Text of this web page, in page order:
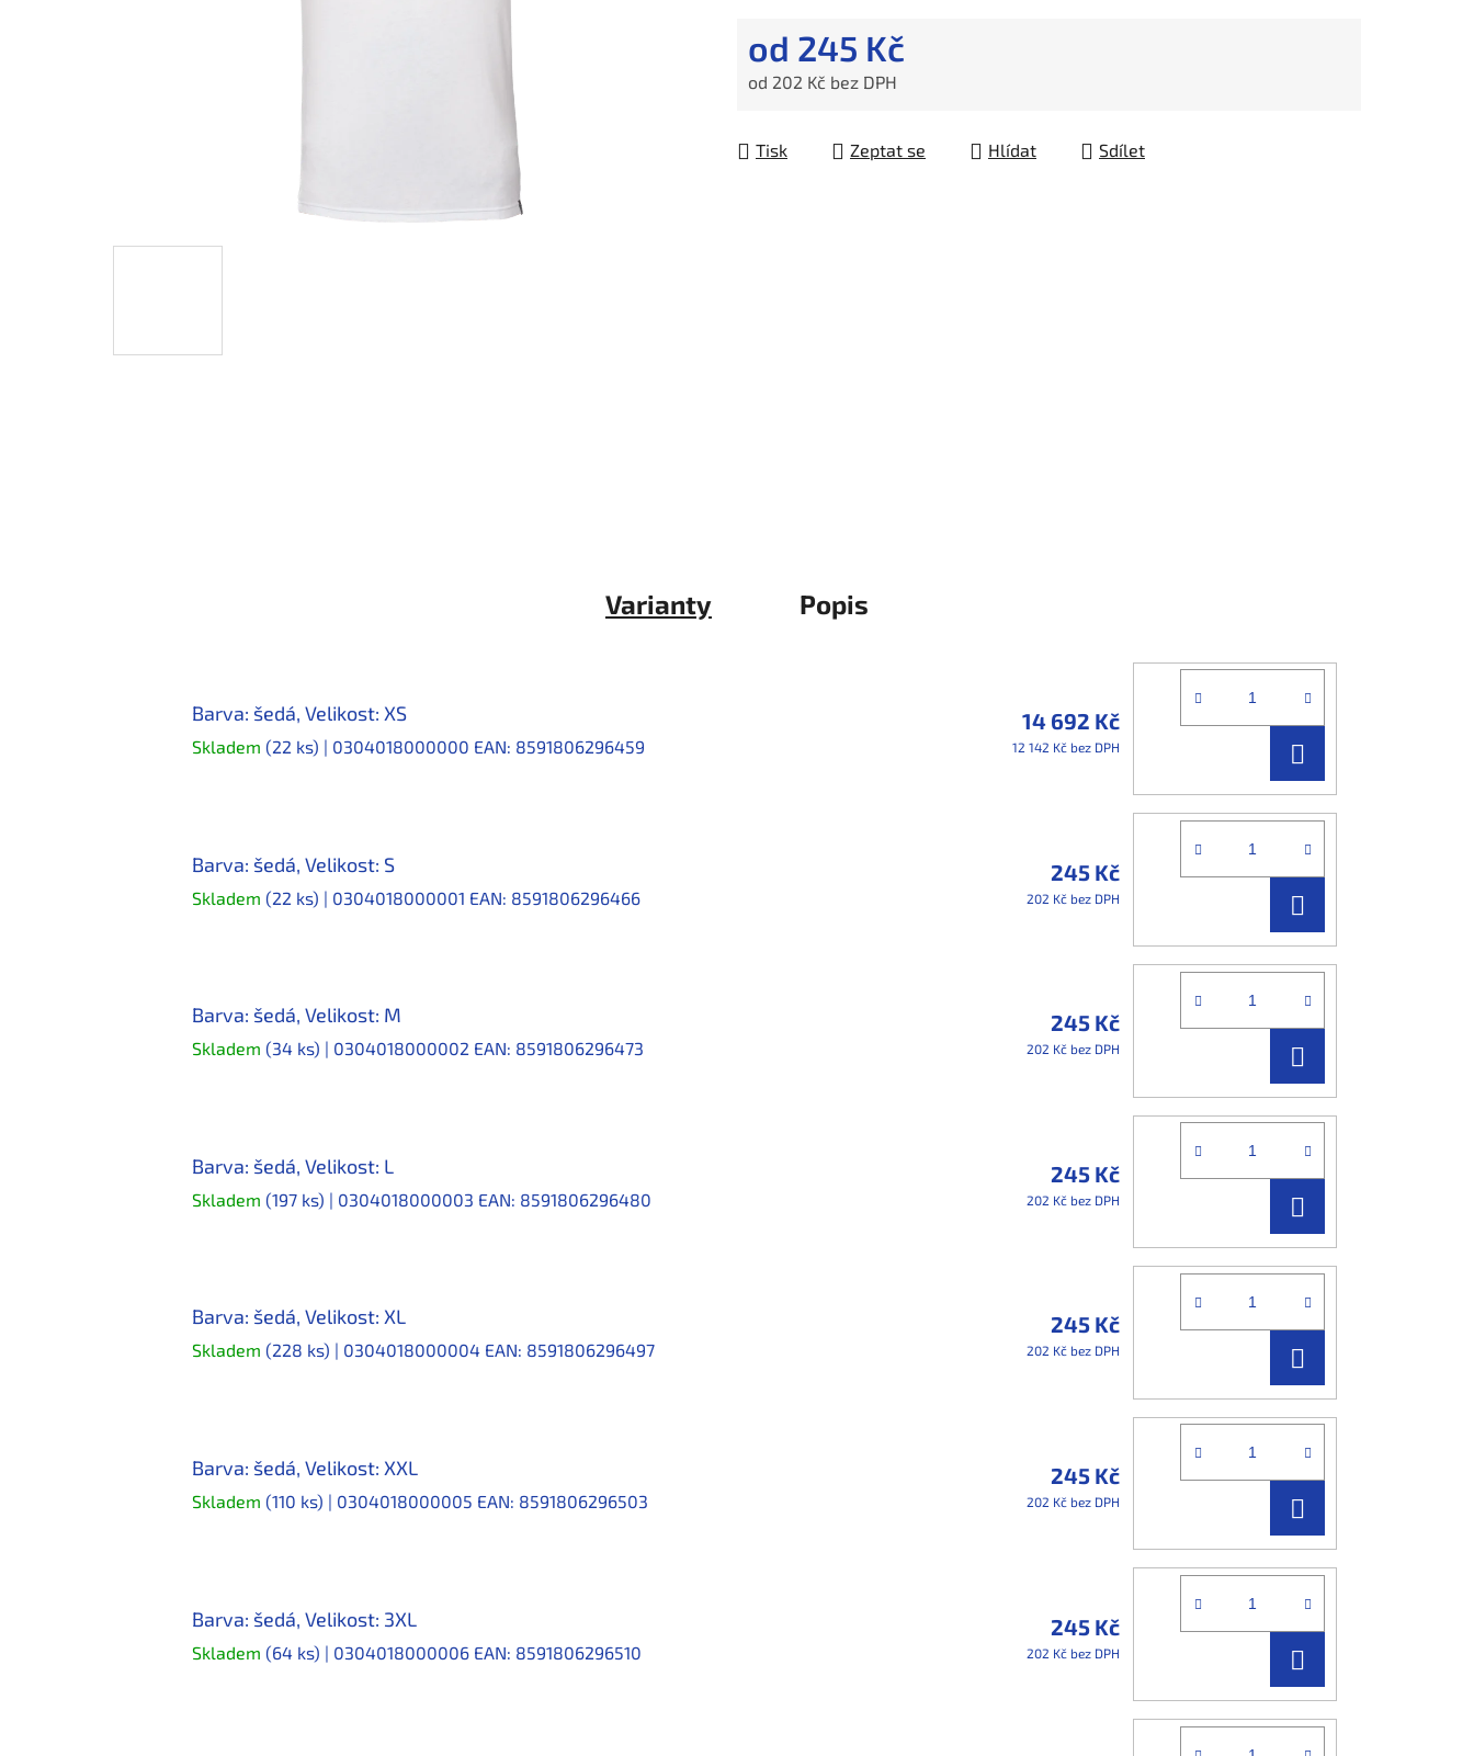
od 245 Kč
od 202 Kč bez DPH
Tisk
Zeptat se Hlídat Sdílet
Varianty Popis
Barva: šedá, Velikost: XS
Skladem (22 ks) | 0304018000000 EAN: 8591806296459
14 692 Kč
12 142 Kč bez DPH
KOŠÍKU
Barva: šedá, Velikost: S
Skladem (22 ks) | 0304018000001 EAN: 8591806296466
245 Kč
202 Kč bez DPH
KOŠÍKU
Barva: šedá, Velikost: M
Skladem (34 ks) | 0304018000002 EAN: 8591806296473
245 Kč
202 Kč bez DPH
KOŠÍKU
Barva: šedá, Velikost: L
Skladem (197 ks) | 0304018000003 EAN: 8591806296480
245 Kč
202 Kč bez DPH
KOŠÍKU
Barva: šedá, Velikost: XL
Skladem (228 ks) | 0304018000004 EAN: 8591806296497
245 Kč
202 Kč bez DPH
KOŠÍKU
Barva: šedá, Velikost: XXL
Skladem (110 ks) | 0304018000005 EAN: 8591806296503
245 Kč
202 Kč bez DPH
KOŠÍKU
Barva: šedá, Velikost: 3XL
Skladem (64 ks) | 0304018000006 EAN: 8591806296510
245 Kč
202 Kč bez DPH
KOŠÍKU